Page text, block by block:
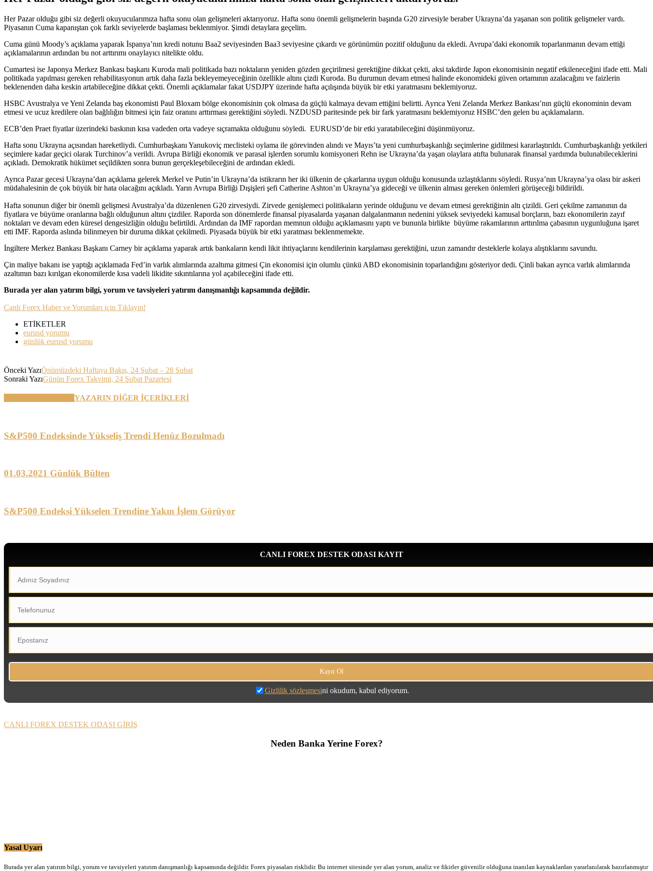
Her Pazar olduğu gibi siz değerli okuyucularımıza hafta sonu olan gelişmeleri aktarıyoruz. Hafta sonu önemli gelişmelerin başında G20 zirvesiyle beraber Ukrayna’da yaşanan son politik gelişmeler vardı.
Piyasanın Cuma kapanıştan çok farklı seviyelerde başlaması beklenmiyor. Şimdi detaylara geçelim.
Cuma günü Moody’s açıklama yaparak İspanya’nın kredi notunu Baa2 seviyesinden Baa3 seviyesine çıkardı ve görünümün pozitif olduğunu da ekledi. Avrupa’daki ekonomik toparlanmanın devam ettiği
açıklamalarının ardından bu not arttırımı onaylayıcı nitelikte oldu.
Cumartesi ise Japonya Merkez Bankası başkanı Kuroda mali politikada bazı noktaların yeniden gözden geçirilmesi gerektiğine dikkat çekti, aksi takdirde Japon ekonomisinin negatif etkileneceğini ifade etti. Mali
politikada yapılması gereken rehabilitasyonun artık daha fazla bekleyemeyeceğinin özellikle altını çizdi Kuroda. Bu durumun devam etmesi halinde ekonomideki güven ortamının azalacağını ve faizlerin
beklenenden daha keskin artabileceğine dikkat çekti. Önemli açıklamalar fakat USDJPY üzerinde hafta açılışında büyük bir etki yaratmasını beklemiyoruz.
HSBC Avustralya ve Yeni Zelanda baş ekonomisti Paul Bloxam bölge ekonomisinin çok olmasa da güçlü kalmaya devam ettiğini belirtti. Ayrıca Yeni Zelanda Merkez Bankası’nın güçlü ekonominin devam
etmesi ve ucuz kredilere olan bağlılığın bitmesi için faiz oranını arttırması gerektiğini söyledi. NZDUSD paritesinde pek bir fark yaratmasını beklemiyoruz HSBC’den gelen bu açıklamaların.
ECB’den Praet fiyatlar üzerindeki baskının kısa vadeden orta vadeye sıçramakta olduğunu söyledi. EURUSD’de bir etki yaratabileceğini düşünmüyoruz.
Hafta sonu Ukrayna açısından hareketliydi. Cumhurbaşkanı Yanukoviç meclisteki oylama ile görevinden alındı ve Mayıs’ta yeni cumhurbaşkanlığı seçimlerine gidilmesi kararlaştırıldı. Cumhurbaşkanlığı yetkileri
seçimlere kadar geçici olarak Turchinov’a verildi. Avrupa Birliği ekonomik ve parasal işlerden sorumlu komisyoneri Rehn ise Ukrayna’da yaşan olaylara atıfta bulunarak finansal yardımda bulunabileceklerini
açıkladı. Demokratik hükümet seçildikten sonra bunun gerçekleşebileceğini de ardından ekledi.
Ayrıca Pazar gecesi Ukrayna’dan açıklama gelerek Merkel ve Putin’in Ukrayna’da istikrarın her iki ülkenin de çıkarlarına uygun olduğu konusunda uzlaştıklarını söyledi. Rusya’nın Ukrayna’ya olası bir askeri
müdahalesinin de çok büyük bir hata olacağını açıkladı. Yarın Avrupa Birliği Dışişleri şefi Catherine Ashton’ın Ukrayna’ya gideceği ve ülkenin alması gereken önlemleri görüşeceği bildirildi.
Hafta sonunun diğer bir önemli gelişmesi Avustralya’da düzenlenen G20 zirvesiydi. Zirvede genişlemeci politikaların yerinde olduğunu ve devam etmesi gerektiğinin altı çizildi. Geri çekilme zamanının da
fiyatlara ve büyüme oranlarına bağlı olduğunun altını çizdiler. Raporda son dönemlerde finansal piyasalarda yaşanan dalgalanmanın nedenini yüksek seviyedeki kamusal borçların, bazı ekonomilerin zayıf
noktaları ve devam eden küresel dengesizliğin olduğu belirtildi. Ardından da IMF rapordan memnun olduğu açıklamasını yaptı ve bununla birlikte büyüme rakamlarının arttırılma çabasının uygunluğuna işaret
etti IMF. Raporda aslında bilinmeyen bir duruma dikkat çekilmedi. Piyasada büyük bir etki yaratması beklenmemekte.
İngiltere Merkez Bankası Başkanı Carney bir açıklama yaparak artık bankaların kendi likit ihtiyaçlarını kendilerinin karşılaması gerektiğini, uzun zamandır desteklerle kolaya alıştıklarını savundu.
Çin maliye bakanı ise yaptığı açıklamada Fed’in varlık alımlarında azaltıma gitmesi Çin ekonomisi için olumlu çünkü ABD ekonomisinin toparlandığını gösteriyor dedi. Çinli bakan ayrıca varlık alımlarında
azaltımın bazı kırılgan ekonomilerde kısa vadeli likidite sıkıntılarına yol açabileceğini ifade etti.
Burada yer alan yatırım bilgi, yorum ve tavsiyeleri yatırım danışmanlığı kapsamında değildir.
Canlı Forex Haber ve Yorumları için Tıklayın!
ETİKETLER
eurusd yorumu
günlük eurusd yorumu
Önceki YazıÖnümüzdeki Haftaya Bakış, 24 Şubat – 28 Şubat
Sonraki YazıGünün Forex Takvimi, 24 Şubat Pazartesi
YAZARIN DİĞER İÇERİKLERİ
S&P500 Endeksinde Yükseliş Trendi Henüz Bozulmadı
01.03.2021 Günlük Bülten
S&P500 Endeksi Yükselen Trendine Yakın İşlem Görüyor
CANLI FOREX DESTEK ODASI KAYIT
Gizlilik sözleşmesini okudum, kabul ediyorum.
CANLI FOREX DESTEK ODASI GİRİŞ
Neden Banka Yerine Forex?
Yasal Uyarı
Burada yer alan yatırım bilgi, yorum ve tavsiyeleri yatırım danışmanlığı kapsamında değildir. Forex piyasaları risklidir. Bu internet sitesinde yer alan yorum, analiz ve fikirler güvenilir olduğuna inanılan kaynaklardan yararlanılarak hazırlanmıştır